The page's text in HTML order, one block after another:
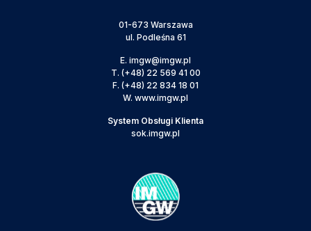
01-673 Warszawa
ul. Podleśna 61
E. imgw@imgw.pl
T. (+48) 22 569 41 00
F. (+48) 22 834 18 01
W. www.imgw.pl
System Obsługi Klienta
sok.imgw.pl